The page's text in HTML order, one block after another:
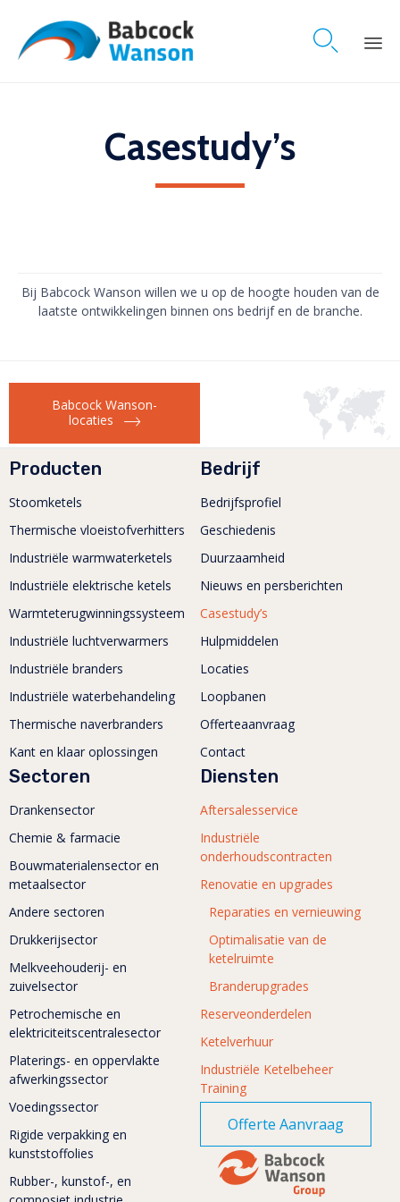

Casestudy’s
Bij Babcock Wanson willen we u op de hoogte houden van de
laatste ontwikkelingen binnen ons bedrijf en de branche.
Babcock Wanson-
locaties
Producten
Stoomketels
Thermische vloeistofverhitters
Industriële warmwaterketels
Industriële elektrische ketels
Warmteterugwinningssysteem
Industriële luchtverwarmers
Industriële branders
Industriële waterbehandeling
Thermische naverbranders
Kant en klaar oplossingen
Bedrijf
Bedrijfsprofiel
Geschiedenis
Duurzaamheid
Nieuws en persberichten
Casestudy’s
Hulpmiddelen
Locaties
Loopbanen
Offerteaanvraag
Contact
Sectoren
Drankensector
Chemie & farmacie
Bouwmaterialensector en
metaalsector
Andere sectoren
Drukkerijsector
Melkveehouderij- en
zuivelsector
Petrochemische en
elektriciteitscentralesector
Platerings- en oppervlakte
afwerkingssector
Voedingssector
Rigide verpakking en
kunststoffolies
Rubber-, kunstof-, en
Diensten
Aftersalesservice
Industriële
onderhoudscontracten
Renovatie en upgrades
Reparaties en vernieuwing
Optimalisatie van de
ketelruimte
Branderupgrades
Reserveonderdelen
Ketelverhuur
Industriële Ketelbeheer
Training
Offerte Aanvraag